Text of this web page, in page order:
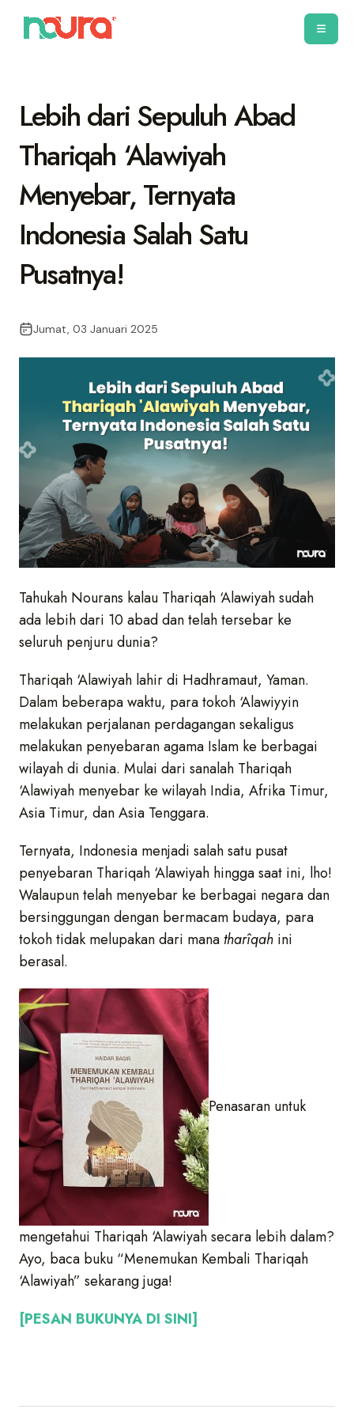
Lebih dari Sepuluh Abad
Thariqah ‘Alawiyah
Menyebar, Ternyata
Indonesia Salah Satu
Pusatnya!
Jumat, 03 Januari 2025
Tahukah Nourans kalau Thariqah ‘Alawiyah sudah
ada lebih dari 10 abad dan telah tersebar ke
seluruh penjuru dunia?
Thariqah ‘Alawiyah lahir di Hadhramaut, Yaman.
Dalam beberapa waktu, para tokoh ‘Alawiyyin
melakukan perjalanan perdagangan sekaligus
melakukan penyebaran agama Islam ke berbagai
wilayah di dunia. Mulai dari sanalah Thariqah
‘Alawiyah menyebar ke wilayah India, Afrika Timur,
Asia Timur, dan Asia Tenggara.
Ternyata, Indonesia menjadi salah satu pusat
penyebaran Thariqah ‘Alawiyah hingga saat ini, lho!
Walaupun telah menyebar ke berbagai negara dan
bersinggungan dengan bermacam budaya, para
tokoh tidak melupakan dari mana tharîqah ini
berasal.
Penasaran untuk
mengetahui Thariqah ‘Alawiyah secara lebih dalam?
Ayo, baca buku “Menemukan Kembali Thariqah
‘Alawiyah” sekarang juga!
[PESAN BUKUNYA DI SINI]